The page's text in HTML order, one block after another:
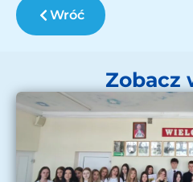
Wróć
Zobacz